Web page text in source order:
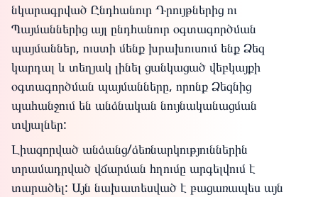
նկարագրված Ընդհանուր Դրույթներից ու
Պայմաններից այլ ընդհանուր օգտագործման
պայմաններ, ուստի մենք խրախուսում ենք Ձեզ
կարդալ և տեղյակ լինել ցանկացած վեբկայքի
օգտագործման պայմանները, որոնք Ձեզնից
պահանջում են անձնական նույնականացման
տվյալներ:
Լիազորված անձանց/ձեռնարկություններին
տրամադրված վճարման հղումը արգելվում է
տարածել: Այն նախատեսված է բացառապես այն